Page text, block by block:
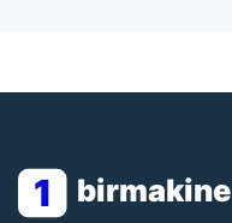
1 birmakine